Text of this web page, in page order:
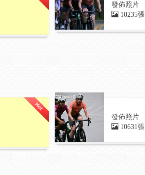
發佈照片
10235張
發佈照片
10631張